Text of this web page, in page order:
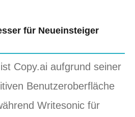
für Neueinsteiger
Copy.ai aufgrund seiner
Benutzeroberfläche
Writesonic für